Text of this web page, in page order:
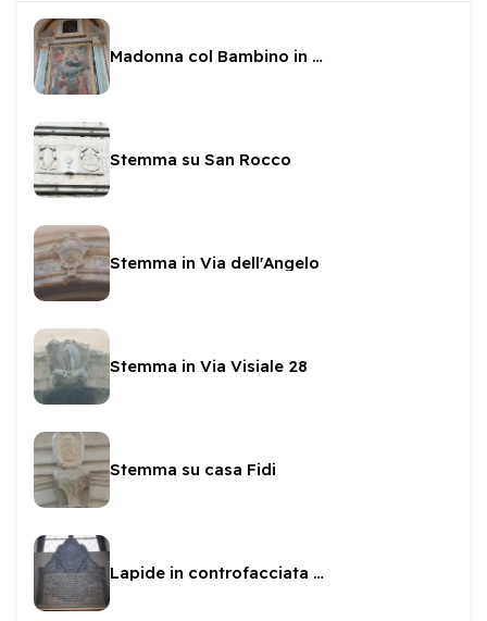
Madonna col Bambino in gloria tra Santi in San Pietro
Stemma su San Rocco
Stemma in Via dell'Angelo
Stemma in Via Visiale 28
Stemma su casa Fidi
Lapide in controfacciata in San Sabino